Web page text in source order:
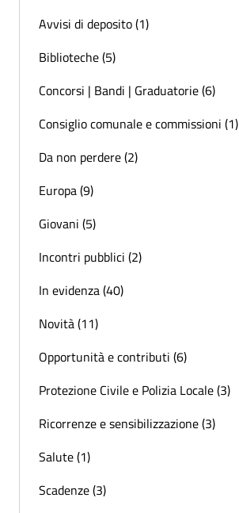
Avvisi di deposito (1)
Biblioteche (5)
Concorsi | Bandi | Graduatorie (6)
Consiglio comunale e commissioni (1)
Da non perdere (2)
Europa (9)
Giovani (5)
Incontri pubblici (2)
In evidenza (40)
Novità (11)
Opportunità e contributi (6)
Protezione Civile e Polizia Locale (3)
Ricorrenze e sensibilizzazione (3)
Salute (1)
Scadenze (3)